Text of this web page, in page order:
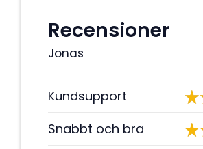
Recensioner
Jonas
Kundsupport
Snabbt och bra